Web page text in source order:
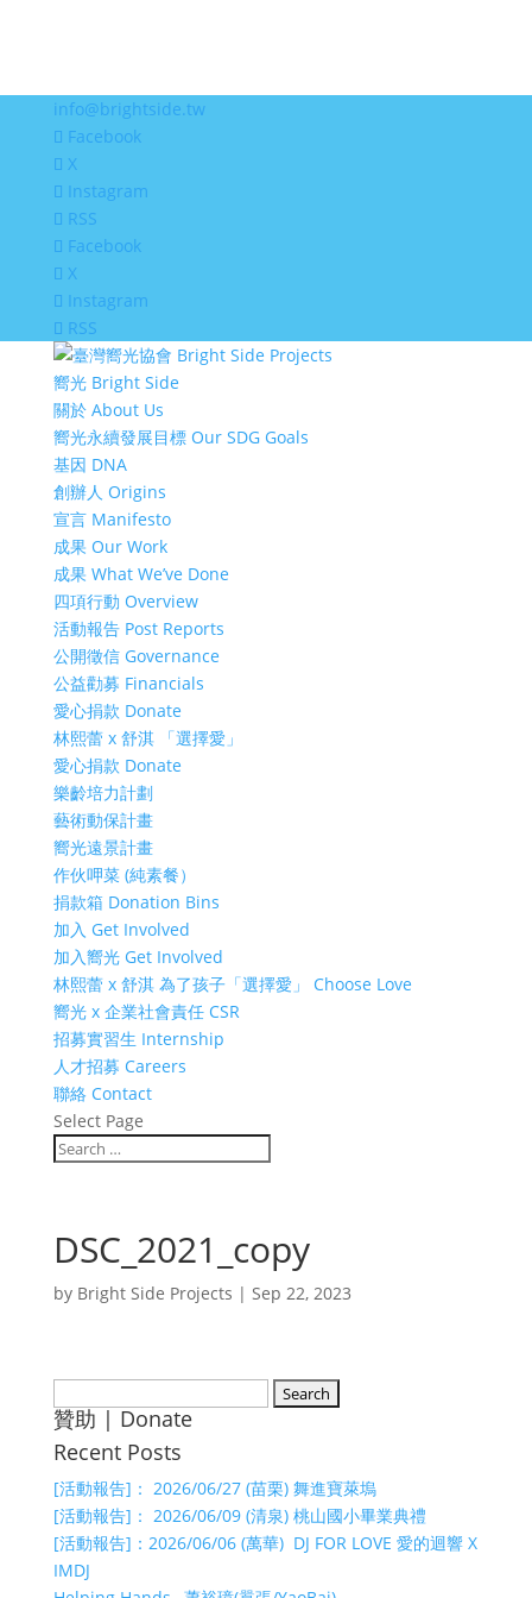
info@brightside.tw
Facebook
X
Instagram
RSS
Facebook
X
Instagram
RSS
嚮光 Bright Side
關於 About Us
嚮光永續發展目標 Our SDG Goals
基因 DNA
創辦人 Origins
宣言 Manifesto
成果 Our Work
成果 What We’ve Done
四項行動 Overview
活動報告 Post Reports
公開徵信 Governance
公益勸募 Financials
愛心捐款 Donate
林熙蕾 x 舒淇 「選擇愛」
愛心捐款 Donate
樂齡培力計劃
藝術動保計畫
嚮光遠景計畫
作伙呷菜 (純素餐）
捐款箱 Donation Bins
加入 Get Involved
加入嚮光 Get Involved
林熙蕾 x 舒淇 為了孩子「選擇愛」 Choose Love
嚮光 x 企業社會責任 CSR
招募實習生 Internship
人才招募 Careers
聯絡 Contact
Select Page
DSC_2021_copy
by Bright Side Projects | Sep 22, 2023
for:
贊助 | Donate
Recent Posts
[活動報告]： 2026/06/27 (苗栗) 舞進寶萊塢
[活動報告]： 2026/06/09 (清泉) 桃山國小畢業典禮
[活動報告]：2026/06/06 (萬華) DJ FOR LOVE 愛的迴響 X
IMDJ